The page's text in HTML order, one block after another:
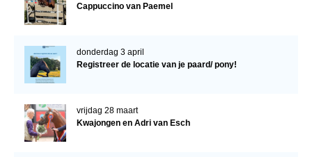
Cappuccino van Paemel
donderdag 3 april
Registreer de locatie van je paard/ pony!
vrijdag 28 maart
Kwajongen en Adri van Esch